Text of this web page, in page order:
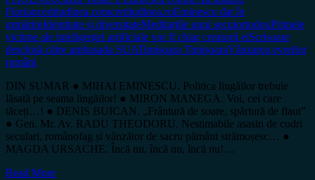
Floriancertitudinea.comcertitudinea.roEminescu dat în
urmărireIdentitate și diversitateMeditațiile unui secuiortodoxPrimele
victime ale inteligenţei artificiale vor fi chiar creatorii eiScrisoare
deschisă către ambasada SUATimișoara TimișoaraVânzarea evreilor
români
DIN SUMAR ● MIHAI EMINESCU. Politica lingăilor trebuie
lăsată pe seama lingăilor! ● MIRON MANEGA. Voi, cei care
tăceți…! ● DENIS BUICAN. „Frântură de soare, spărtură de flaut”
● Gen. Mr. Av. RADU THEODORU. Nestimabile asasin de codri
seculari, românofag și vânzător de sacru pământ strămoșesc… ●
MAGDA URSACHE. Încă nu, încă nu, încă nu!…
Read More